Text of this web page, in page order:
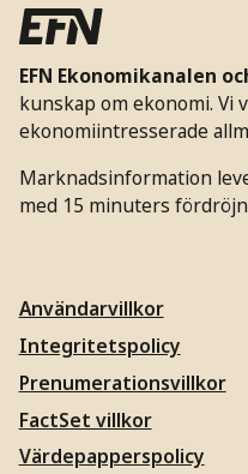
EFN Ekonomikanalen
kunskap om ekonomi. Vi
ekonomiintresserade
Marknadsinformation
med 15 minuters
Användarvillkor
Integritetspolicy
Prenumerationsvillkor
FactSet villkor
Värdepapperspolicy